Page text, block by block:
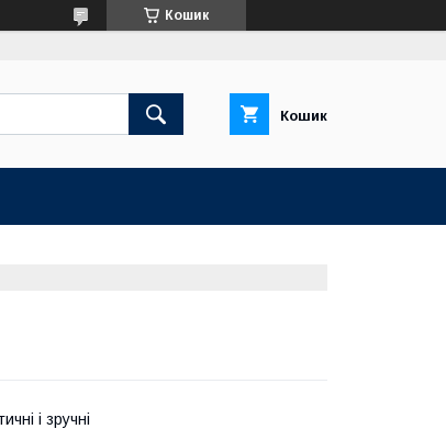
Кошик
Кошик
і зручні